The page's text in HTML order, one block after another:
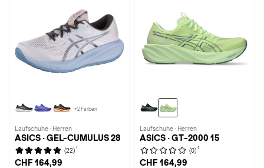
+2 Farben
Laufschuhe · Herren
ASICS · GEL-CUMULUS 28
(22) 1
CHF 164,99
Laufschuhe · Herren
ASICS · GT-2000 15
(0) 1
CHF 164,99